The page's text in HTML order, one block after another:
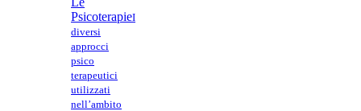
PsicoterapieI
diversi
approcci
psico
terapeutici
utilizzati
nell’ambito